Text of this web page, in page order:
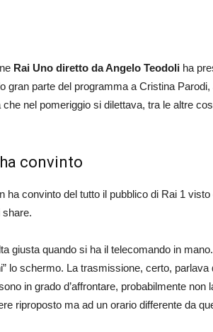
Rai Uno diretto da Angelo Teodoli ha
gran parte del programma a Cristina
nel pomeriggio si dilettava, tra le altre
convinto
ha convinto del tutto il pubblico di Rai 1
share.
giusta quando si ha il telecomando in
lo schermo. La trasmissione, certo, parlava
in grado d’affrontare, probabilmente non
riproposto ma ad un orario differente da